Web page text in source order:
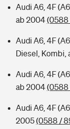
Audi A6, 4F
ab 2004(0588
Audi A6, 4F
Diesel, Kombi,
Audi A6, 4F
ab 2004(0588
Audi A6, 4F
2005(0588 /